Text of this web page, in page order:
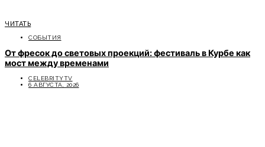
ЧИТАТЬ
СОБЫТИЯ
От фресок до световых проекций: фестиваль в Курбе как
мост между временами
CELEBRITYTV
6 АВГУСТА, 2026